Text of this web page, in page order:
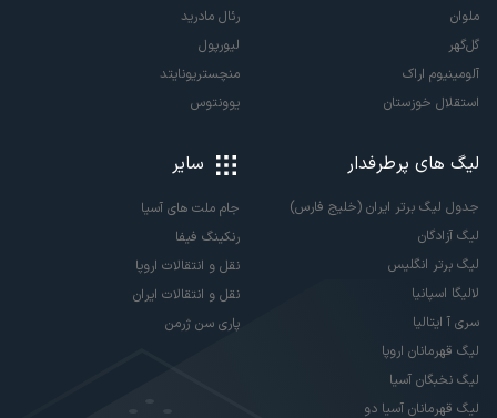
ملوان
گل‌گهر
آلومینیوم اراک
استقلال خوزستان
رئال مادرید
لیورپول
منچستریونایتد
یوونتوس
لیگ های پرطرفدار
جدول لیگ برتر ایران (خلیج فارس)
لیگ آزادگان
لیگ برتر انگلیس
لالیگا اسپانیا
سری آ ایتالیا
لیگ قهرمانان اروپا
لیگ نخبگان آسیا
لیگ قهرمانان آسیا دو
سایر
جام ملت های آسیا
رنکینگ فیفا
نقل و انتقالات اروپا
نقل و انتقالات ایران
پاری سن ژرمن